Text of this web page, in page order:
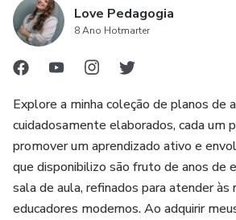
Garanta um planejamento de sucesso
recursos para motivar, educar e inspirar
Love Pedagogia
8 Ano Hotmarter
Explore a minha coleção de planos de
cuidadosamente elaborados, cada um
promover um aprendizado ativo e
que disponibilizo são fruto de anos de
sala de aula, refinados para atender às
educadores modernos. Ao adquirir